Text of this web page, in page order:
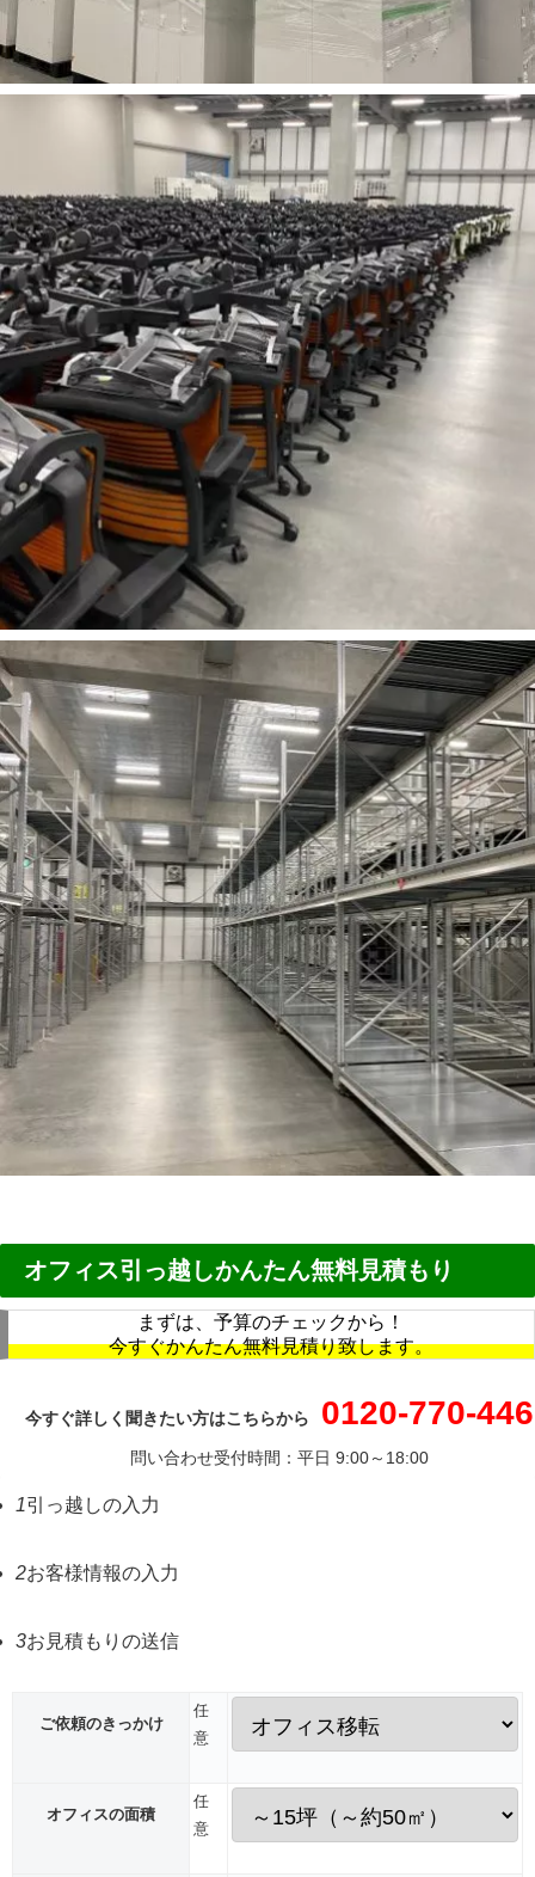
オフィス引っ越しかんたん無料見積もり
まずは、予算のチェックから！
今すぐかんたん無料見積り致します。
今すぐ詳しく聞きたい方はこちらから 0120-770-446
問い合わせ受付時間：平日 9:00～18:00
1引っ越しの入力
2お客様情報の入力
3お見積もりの送信
ご依頼のきっかけ
任
意
オフィスの面積
任
意